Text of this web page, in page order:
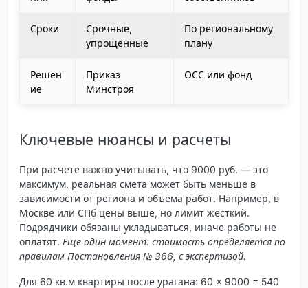
Сроки
Срочные,
упрощенные
По региональному
плану
Решен
ие
Приказ
Минстроя
ОСС или фонд
Ключевые нюансы и расчеты
При расчете важно учитывать, что 9000 руб. — это
максимум, реальная смета может быть меньше в
зависимости от региона и объема работ. Например, в
Москве или СПб цены выше, но лимит жесткий.
Подрядчики обязаны укладываться, иначе работы не
оплатят. Еще один момент: стоимость определяется по
правилам Постановления № 366, с экспертизой.
Для 60 кв.м квартиры после урагана: 60 × 9000 = 540